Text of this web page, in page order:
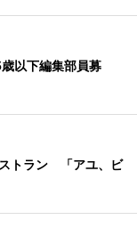
以下編集部員募
トラン 「アユ、ビ